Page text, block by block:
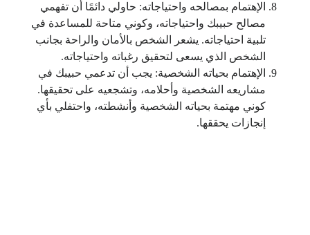
الإهتمام بمصالحه واحتياجاته: حاولي دائمًا أن تفهمي
مصالح حبيبك واحتياجاته، وكوني متاحة للمساعدة في
تلبية احتياجاته. يشعر الشخص بالأمان والراحة بجانب
الشخص الذي يسعى لتحقيق رغباته واحتياجاته.
الإهتمام بحياته الشخصية: يجب أن تدعمي حبيبك في
مشاريعه الشخصية وأحلامه، وتشجعيه على تحقيقها.
كوني مهتمة بحياته الشخصية وأنشطته، واحتفلي بأي
إنجازات يحققها.